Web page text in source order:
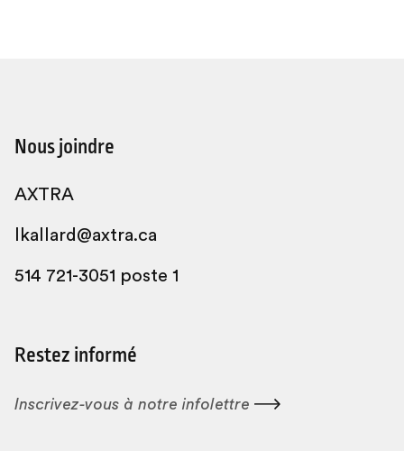
Nous joindre
AXTRA
lkallard@axtra.ca
514 721-3051 poste 1
Restez informé
Inscrivez-vous à notre infolettre